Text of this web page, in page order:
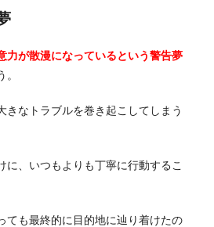
力が散漫になっているという警告夢
きなトラブルを巻き起こしてしまう
に、いつもよりも丁寧に行動するこ
ても最終的に目的地に辿り着けたの